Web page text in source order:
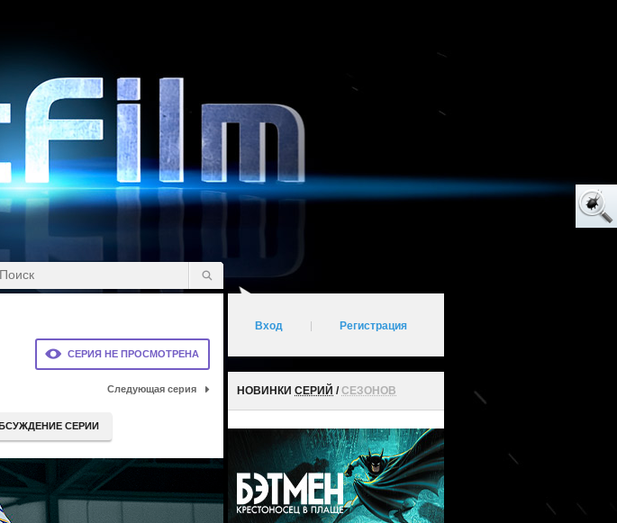
СЕРИЯ НЕ ПРОСМОТРЕНА
Следующая серия
СЕРИИ
Вход Регистрация
НОВИНКИ СЕРИЙ /СЕЗОНОВ